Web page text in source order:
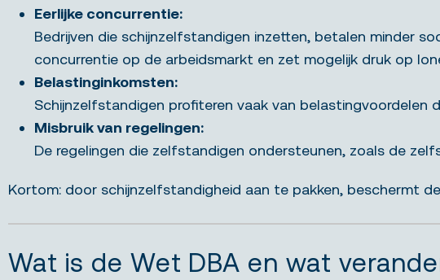
Eerlijke concurrentie:
Bedrijven die schijnzelfstandigen inzetten, betalen minder
concurrentie op de arbeidsmarkt en zet mogelijk druk op
Belastinginkomsten:
Schijnzelfstandigen profiteren vaak van belastingvoordelen
Misbruik van regelingen:
De regelingen die zelfstandigen ondersteunen, zoals de
Kortom: door schijnzelfstandigheid aan te pakken, beschermt
Wat is de Wet DBA en wat